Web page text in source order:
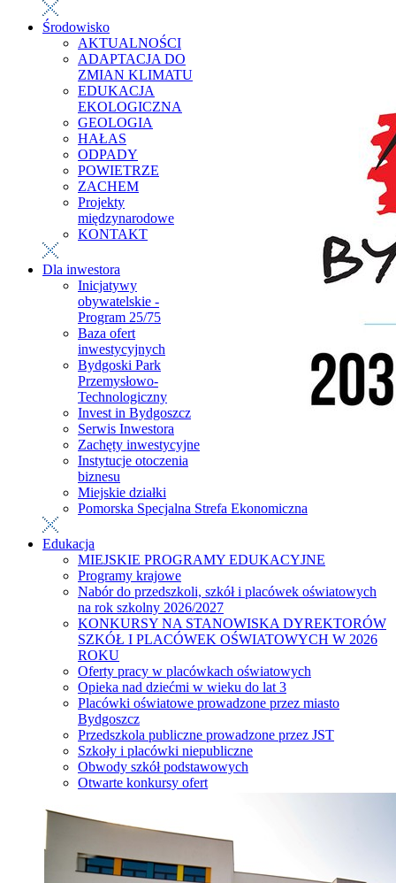
Środowisko
AKTUALNOŚCI
ADAPTACJA DO
ZMIAN KLIMATU
EDUKACJA
EKOLOGICZNA
GEOLOGIA
HAŁAS
ODPADY
POWIETRZE
ZACHEM
Projekty
międzynarodowe
KONTAKT
Dla inwestora
Inicjatywy
obywatelskie -
Program 25/75
Baza ofert
inwestycyjnych
Bydgoski Park
Przemysłowo-
Technologiczny
Invest in Bydgoszcz
Serwis Inwestora
Zachęty inwestycyjne
Instytucje otoczenia
biznesu
Miejskie działki
Pomorska Specjalna Strefa Ekonomiczna
Edukacja
MIEJSKIE PROGRAMY EDUKACYJNE
Programy krajowe
Nabór do przedszkoli, szkół i placówek oświatowych
na rok szkolny 2026/2027
KONKURSY NA STANOWISKA DYREKTORÓW
SZKÓŁ I PLACÓWEK OŚWIATOWYCH W 2026
ROKU
Oferty pracy w placówkach oświatowych
Opieka nad dziećmi w wieku do lat 3
Placówki oświatowe prowadzone przez miasto
Bydgoszcz
Przedszkola publiczne prowadzone przez JST
Szkoły i placówki niepubliczne
Obwody szkół podstawowych
Otwarte konkursy ofert